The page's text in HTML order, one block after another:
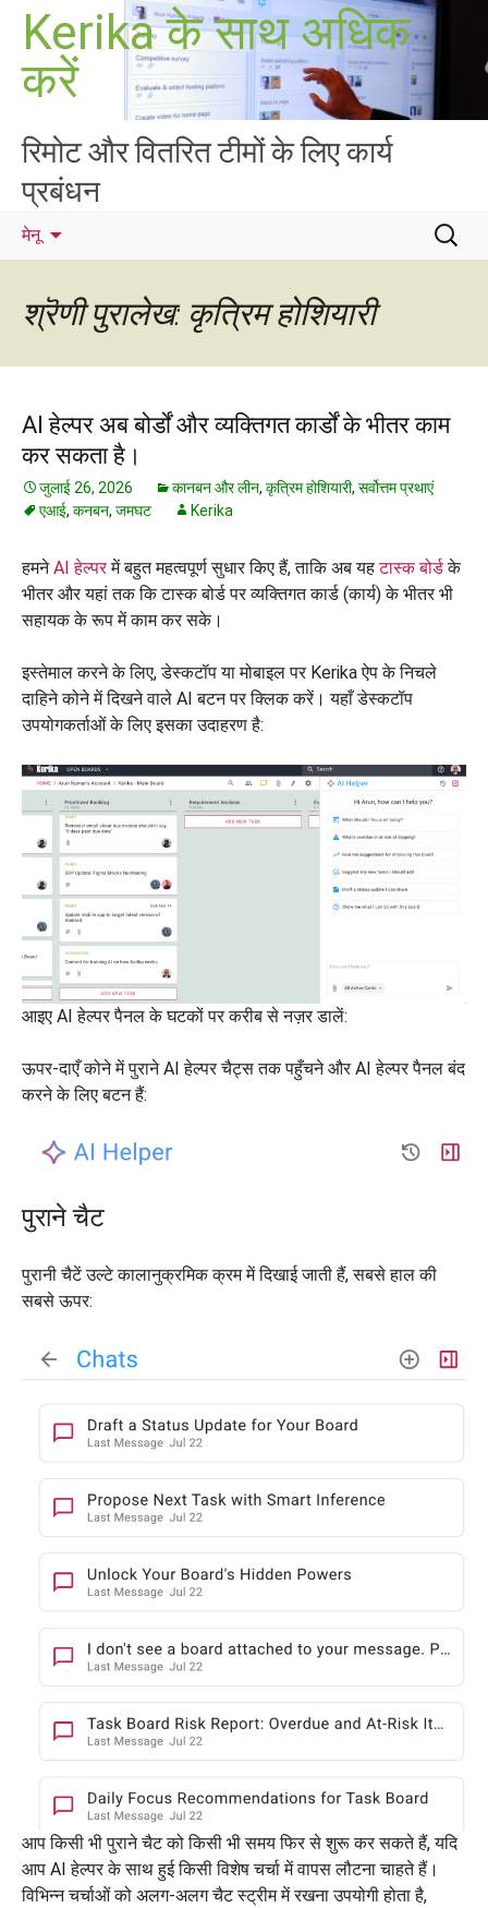
सामग्री
जाएं
Kerika के साथ अधिक
करें
रिमोट और वितरित टीमों के लिए कार्य
प्रबंधन
मेनू
निम्न
को
श्रॆणी पुरालेख: कृत्रिम होशियारी
AI हेल्पर अब बोर्डों और व्यक्तिगत कार्डों के भीतर काम
कर सकता है।
जुलाई 26, 2026 कानबन और लीन, कृत्रिम होशियारी, सर्वोत्तम प्रथाएं
एआई, कनबन, जमघट Kerika
हमनेAI हेल्परमें बहुत महत्वपूर्ण सुधार किए हैं, ताकि अब यहटास्क बोर्डके
भीतर और यहां तक कि टास्क बोर्ड पर व्यक्तिगत कार्ड (कार्य) के भीतर भी
सहायक के रूप में काम कर सके।
इस्तेमाल करने के लिए, डेस्कटॉप या मोबाइल पर Kerika ऐप के निचले
दाहिने कोने में दिखने वाले AI बटन पर क्लिक करें। यहाँ डेस्कटॉप
उपयोगकर्ताओं के लिए इसका उदाहरण है:
आइए AI हेल्पर पैनल के घटकों पर करीब से नज़र डालें:
ऊपर-दाएँ कोने में पुराने AI हेल्पर चैट्स तक पहुँचने और AI हेल्पर पैनल बंद
करने के लिए बटन हैं:
पुराने चैट
पुरानी चैटें उल्टे कालानुक्रमिक क्रम में दिखाई जाती हैं, सबसे हाल की
सबसे ऊपर:
आप किसी भी पुराने चैट को किसी भी समय फिर से शुरू कर सकते हैं, यदि
आप AI हेल्पर के साथ हुई किसी विशेष चर्चा में वापस लौटना चाहते हैं।
विभिन्न चर्चाओं को अलग-अलग चैट स्ट्रीम में रखना उपयोगी होता है,